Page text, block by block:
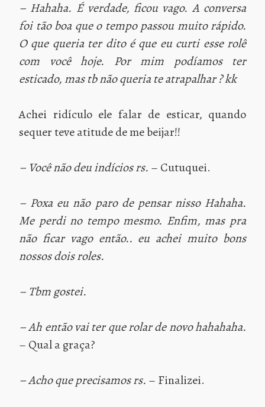
– Hahaha. É verdade, ficou vago. A conversa
foi tão boa que o tempo passou muito rápido.
O que queria ter dito é que eu curti esse rolê
com você hoje. Por mim podíamos ter
esticado, mas tb não queria te atrapalhar ? kk
Achei ridículo ele falar de esticar, quando
sequer teve atitude de me beijar!!
– Você não deu indícios rs. – Cutuquei.
– Poxa eu não paro de pensar nisso Hahaha.
Me perdi no tempo mesmo. Enfim, mas pra
não ficar vago então.. eu achei muito bons
nossos dois roles.
– Tbm gostei.
– Ah então vai ter que rolar de novo hahahaha.
– Qual a graça?
– Acho que precisamos rs. – Finalizei.